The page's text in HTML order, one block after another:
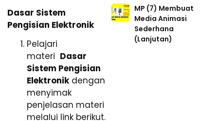
Dasar Sistem
Pengisian Elektronik
Pelajari
materi Dasar
Sistem Pengisian
Elektronikdengan
menyimak
penjelasan materi
melalui link berikut.
MP (7) Membuat
Media Animasi
Sederhana
(Lanjutan)